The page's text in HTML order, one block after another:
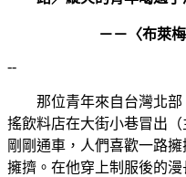
－－〈布萊
--
那位青年來自台灣北部
搖飲料店在大街小巷冒出
剛剛通車，人們喜歡一路
擁擠。在他穿上制服後的